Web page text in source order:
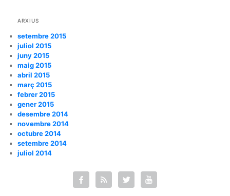
ARXIUS
setembre 2015
juliol 2015
juny 2015
maig 2015
abril 2015
març 2015
febrer 2015
gener 2015
desembre 2014
novembre 2014
octubre 2014
setembre 2014
juliol 2014
   